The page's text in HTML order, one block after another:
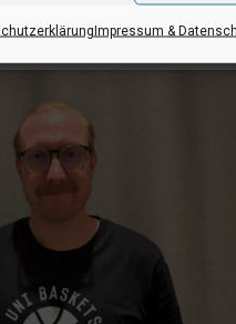
Impressum &